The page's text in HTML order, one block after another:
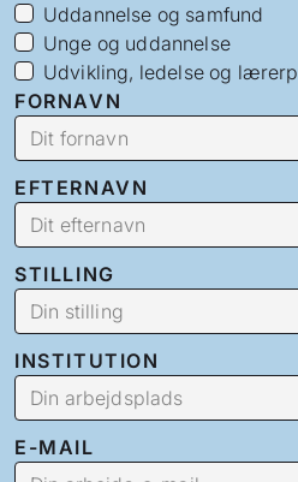
Uddannelse og samfund
Unge og uddannelse
Udvikling, ledelse og
FORNAVN
EFTERNAVN
STILLING
INSTITUTION
E-MAIL